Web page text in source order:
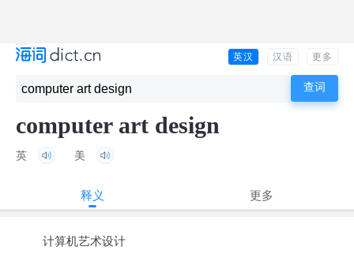
英汉 汉语 更多
computer art design
英 美
释义 更多
计算机艺术设计